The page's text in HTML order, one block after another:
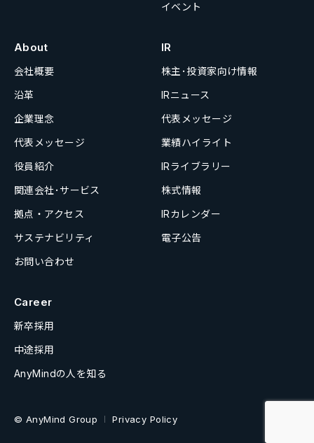
イベント
About
会社概要
沿革
企業理念
代表メッセージ
役員紹介
関連会社･サービス
拠点・アクセス
サステナビリティ
お問い合わせ
IR
株主･投資家向け情報
IRニュース
代表メッセージ
業績ハイライト
IRライブラリー
株式情報
IRカレンダー
電子公告
Career
新卒採用
中途採用
AnyMindの人を知る
© AnyMind Group Privacy Policy